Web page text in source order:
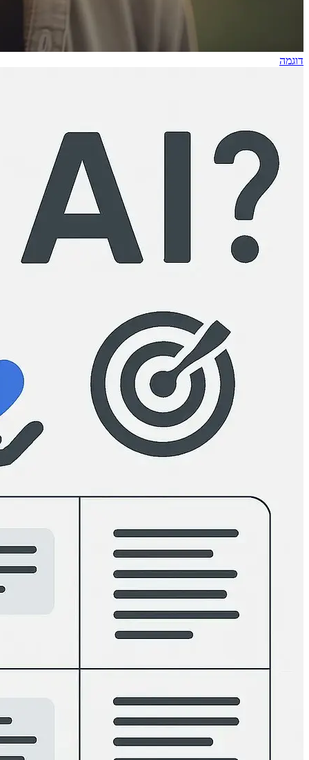
דוגמה